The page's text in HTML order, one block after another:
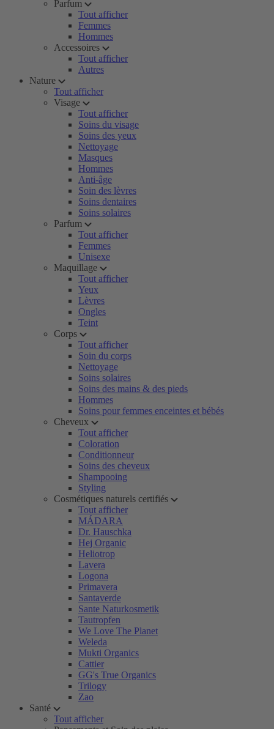
Parfum
Tout afficher
Femmes
Hommes
Accessoires
Tout afficher
Autres
Nature
Tout afficher
Visage
Tout afficher
Soins du visage
Soins des yeux
Nettoyage
Masques
Hommes
Anti-âge
Soin des lèvres
Soins dentaires
Soins solaires
Parfum
Tout afficher
Femmes
Unisexe
Maquillage
Tout afficher
Yeux
Lèvres
Ongles
Teint
Corps
Tout afficher
Soin du corps
Nettoyage
Soins solaires
Soins des mains & des pieds
Hommes
Soins pour femmes enceintes et bébés
Cheveux
Tout afficher
Coloration
Conditionneur
Soins des cheveux
Shampooing
Styling
Cosmétiques naturels certifiés
Tout afficher
MÁDARA
Dr. Hauschka
Hej Organic
Heliotrop
Lavera
Logona
Primavera
Santaverde
Sante Naturkosmetik
Tautropfen
We Love The Planet
Weleda
Mukti Organics
Cattier
GG's True Organics
Trilogy
Zao
Santé
Tout afficher